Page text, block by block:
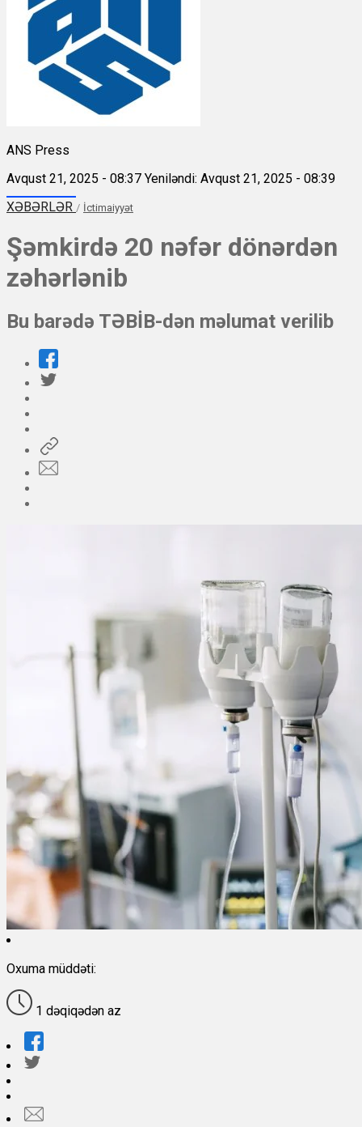
ANS Press
Avqust 21, 2025 - 08:37 Yeniləndi: Avqust 21, 2025 - 08:39
XƏBƏRLƏR / İctimaiyyət
Şəmkirdə 20 nəfər dönərdən
zəhərlənib
Bu barədə TƏBİB-dən məlumat verilib
Oxuma müddəti:
1 dəqiqədən az